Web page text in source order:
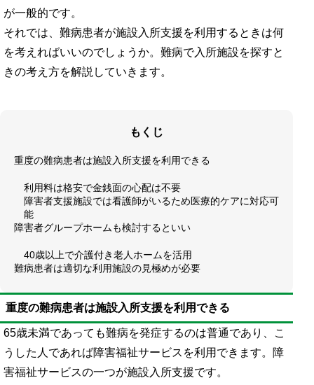
が一般的です。
それでは、難病患者が施設入所支援を利用するときは何
を考えればいいのでしょうか。難病で入所施設を探すと
きの考え方を解説していきます。
もくじ
重度の難病患者は施設入所支援を利用できる
利用料は格安で金銭面の心配は不要
障害者支援施設では看護師がいるため医療的ケアに対応可
能
障害者グループホームも検討するといい
40歳以上で介護付き老人ホームを活用
難病患者は適切な利用施設の見極めが必要
重度の難病患者は施設入所支援を利用できる
65歳未満であっても難病を発症するのは普通であり、こ
うした人であれば障害福祉サービスを利用できます。障
害福祉サービスの一つが施設入所支援です。